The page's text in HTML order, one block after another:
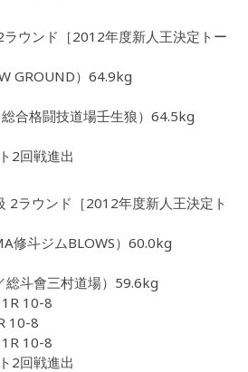
ラウンド［2012年度新人王決定トー
GROUND）64.9kg
合格闘技道場壬生狼）64.5kg
2回戦進出
2ラウンド［2012年度新人王決定ト
修斗ジムBLOWS）60.0kg
総斗會三村道場）59.6kg
10-8
10-8
10-8
2回戦進出